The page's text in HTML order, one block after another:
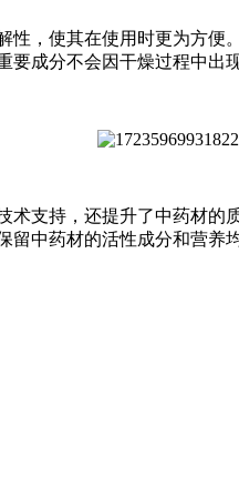
，使其在使用时更为方
成分不会因干燥过程中出
术支持，还提升了中药材
中药材的活性成分和营养